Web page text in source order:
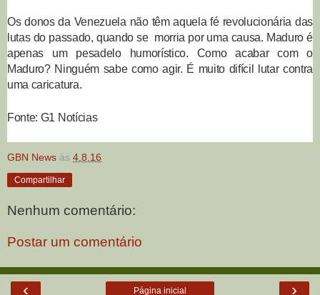
Os donos da Venezuela não têm aquela fé revolucionária das
lutas do passado, quando se morria por uma causa. Maduro é
apenas um pesadelo humorístico. Como acabar com o
Maduro? Ninguém sabe como agir. É muito difícil lutar contra
uma caricatura.
Fonte: G1 Notícias
GBN News às 4.8.16
Compartilhar
Nenhum comentário:
Postar um comentário
‹ ›
Página inicial